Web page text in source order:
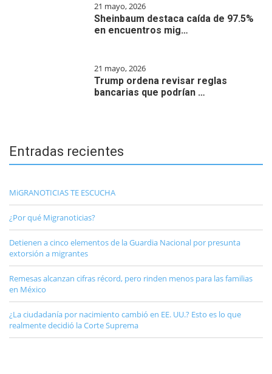
21 mayo, 2026
Sheinbaum destaca caída de 97.5%
en encuentros mig…
21 mayo, 2026
Trump ordena revisar reglas
bancarias que podrían …
Entradas recientes
MiGRANOTICIAS TE ESCUCHA
¿Por qué Migranoticias?
Detienen a cinco elementos de la Guardia Nacional por presunta
extorsión a migrantes
Remesas alcanzan cifras récord, pero rinden menos para las familias
en México
¿La ciudadanía por nacimiento cambió en EE. UU.? Esto es lo que
realmente decidió la Corte Suprema